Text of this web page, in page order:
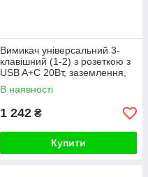
Вимикач універсальний 3-
клавішний (1-2) з розеткою з
USB A+C 20Вт, заземлення,
LUXION 16А 230 В, білий
скло
В наявності
1 242 ₴
Купити